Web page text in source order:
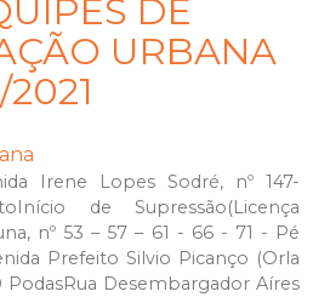
DE
URBANA
Irene Lopes Sodré, nº 147-
de Supressão(Licença
nº 53 – 57 – 61 - 66 - 71 - Pé
Prefeito Silvio Picanço (Orla
PodasRua Desembargador Aíres